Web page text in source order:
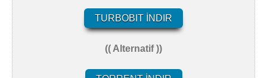
TURBOBIT İNDIR
(( Alternatif ))